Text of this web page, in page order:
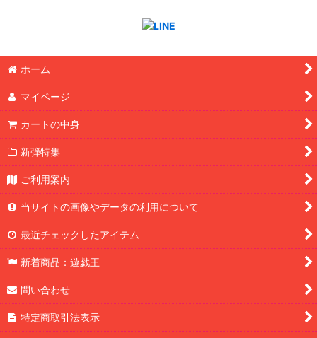
ホーム
マイページ
カートの中身
新弾特集
ご利用案内
当サイトの画像やデータの利用について
最近チェックしたアイテム
新着商品：遊戯王
問い合わせ
特定商取引法表示